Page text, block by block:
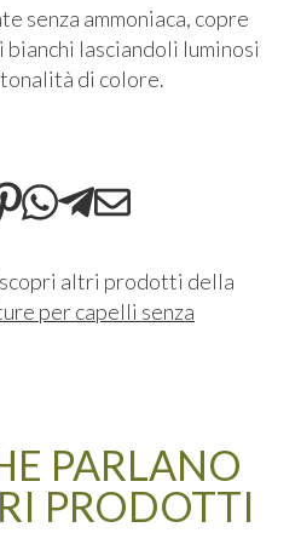
senza ammoniaca, copre
lasciandoli luminosi
di colore.
scopri altri prodotti della
per capelli senza
PARLANO
PRODOTTI